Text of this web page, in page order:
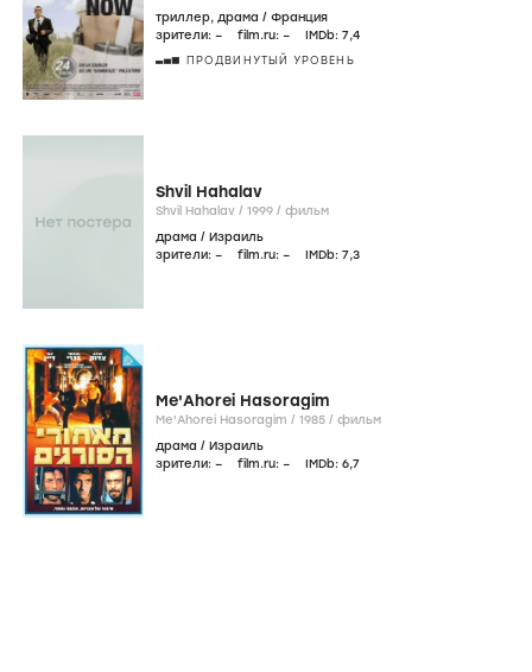
триллер, драма / Франция
зрители: – film.ru: – IMDb: 7,4
ПРОДВИНУТЫЙ УРОВЕНЬ
Shvil Hahalav
Shvil Hahalav / 1999 / фильм
драма / Израиль
зрители: – film.ru: – IMDb: 7,3
Me'Ahorei Hasoragim
Me'Ahorei Hasoragim / 1985 / фильм
драма / Израиль
зрители: – film.ru: – IMDb: 6,7